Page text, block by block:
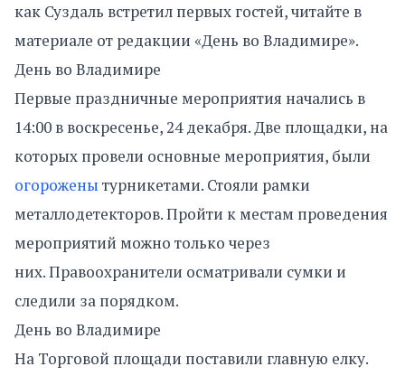
как Суздаль встретил первых гостей, читайте в
материале от редакции «День во Владимире».
День во Владимире
Первые праздничные мероприятия начались в
14:00 в воскресенье, 24 декабря. Две площадки, на
которых провели основные мероприятия, были
огорожены турникетами. Стояли рамки
металлодетекторов. Пройти к местам проведения
мероприятий можно только через
них. Правоохранители осматривали сумки и
следили за порядком.
День во Владимире
На Торговой площади поставили главную елку.